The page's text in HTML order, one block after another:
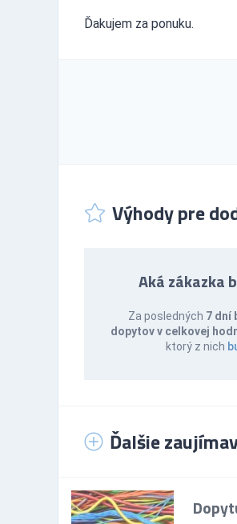
Ďakujem za ponuku.
Výhody pre
Aká zákazka
Za posledných 7 dní
dopytov v celkovej
ktorý z nich
Ďalšie